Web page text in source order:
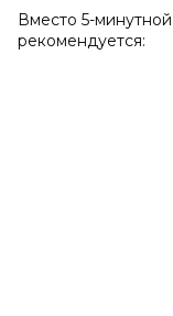
Вместо 5-
рекомендуется: